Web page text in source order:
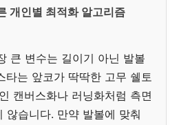
개인별 최적화 알고리즘
큰 변수는 길이기 아닌 발볼
타는 앞코가 딱딱한 고무 쉘토
캔버스화나 러닝화처럼 측면
않습니다. 만약 발볼에 맞춰